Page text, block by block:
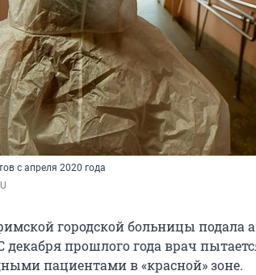
с апреля 2020 года
городской больницы подала
декабря прошлого года врач
пациентами в «красной» зоне.